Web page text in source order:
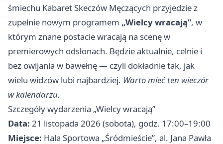
śmiechu Kabaret Skeczów Męczących przyjedzie z
zupełnie nowym programem „Wielcy wracają”, w
którym znane postacie wracają na scenę w
premierowych odsłonach. Będzie aktualnie, celnie i
bez owijania w bawełnę — czyli dokładnie tak, jak
wielu widzów lubi najbardziej. Warto mieć ten wieczór
w kalendarzu.
Szczegóły wydarzenia „Wielcy wracają”
Data: 21 listopada 2026 (sobota), godz. 17:00–19:00
Miejsce: Hala Sportowa „Śródmieście”, al. Jana Pawła